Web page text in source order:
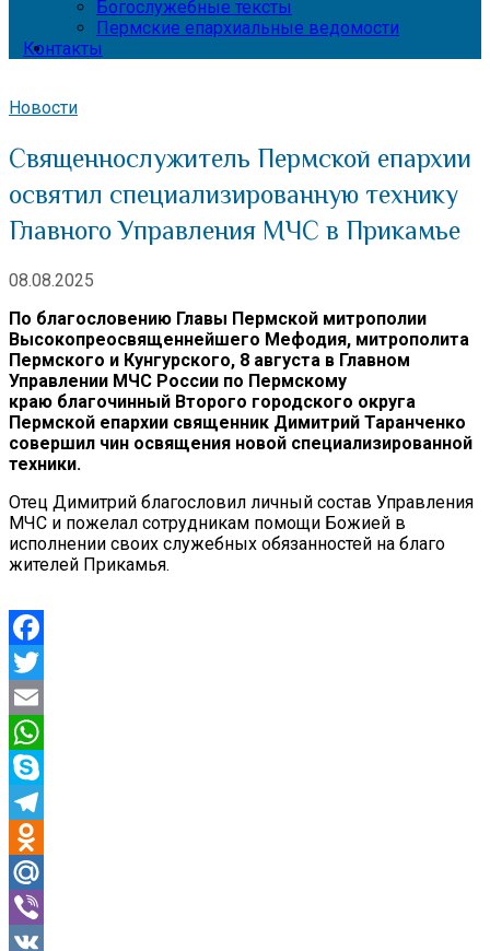
Богослужебные тексты
Пермские епархиальные ведомости
Контакты
Новости
Священнослужитель Пермской епархии
освятил специализированную технику
Главного Управления МЧС в Прикамье
08.08.2025
По благословению Главы Пермской митрополии
Высокопреосвященнейшего Мефодия, митрополита
Пермского и Кунгурского, 8 августа в Главном
Управлении МЧС России по Пермскому
краю благочинный Второго городского округа
Пермской епархии священник Димитрий Таранченко
совершил чин освящения новой специализированной
техники.
Отец Димитрий благословил личный состав Управления
МЧС и пожелал сотрудникам помощи Божией в
исполнении своих служебных обязанностей на благо
жителей Прикамья.
Facebook
Twitter
Email
WhatsApp
Skype
Telegram
Odnoklassniki
Mail.Ru
Viber